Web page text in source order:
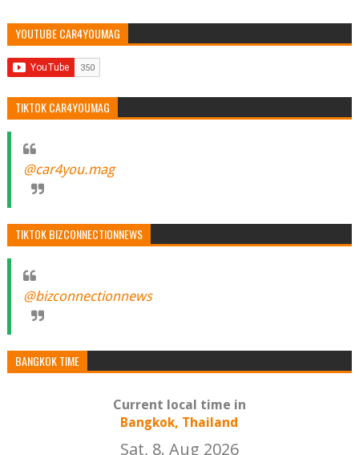
YOUTUBE CAR4YOUMAG
TIKTOK CAR4YOUMAG
@car4you.mag
TIKTOK BIZCONNECTIONNEWS
@bizconnectionnews
BANGKOK TIME
Current local time in
Bangkok, Thailand